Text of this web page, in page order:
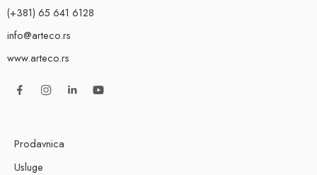
(+381) 65 641 6128
info@arteco.rs
www.arteco.rs
Prodavnica
Usluge